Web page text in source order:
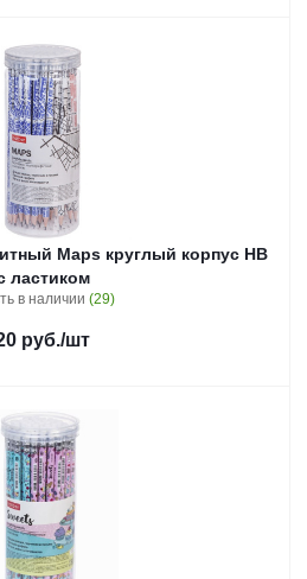
Maps круглый корпус HB
ластиком
в наличии (29)
руб./шт